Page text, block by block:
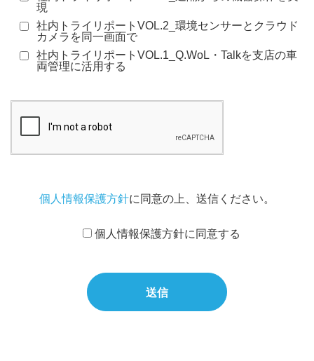
現
社内トライリポートVOL.2_環境センサーとクラウド
カメラを同一画面で
社内トライリポートVOL.1_Q.WoL・Talkを支店の車
両管理に活用する
個人情報保護方針に同意の上、送信ください。
個人情報保護方針に同意する